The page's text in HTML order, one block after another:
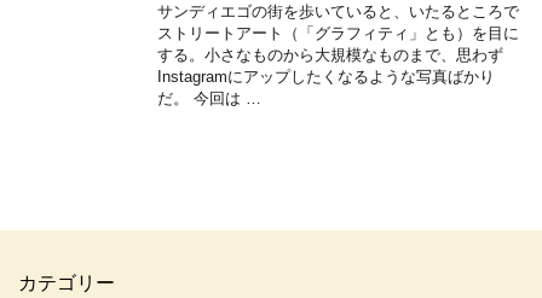
サンディエゴの街を歩いていると、いたるところで
ストリートアート（「グラフィティ」とも）を目に
する。小さなものから大規模なものまで、思わず
Instagramにアップしたくなるような写真ばかり
だ。 今回は …
カテゴリー